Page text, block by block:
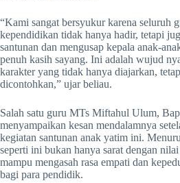
“Kami sangat bersyukur karena seluruh
kependidikan tidak hanya hadir, tetapi
santunan dan mengusap kepala anak-
penuh kasih sayang. Ini adalah wujud
karakter yang tidak hanya diajarkan,
dicontohkan,” ujar beliau.
Salah satu guru MTs Miftahul Ulum,
menyampaikan kesan mendalamnya
kegiatan santunan anak yatim ini.
seperti ini bukan hanya sarat dengan
mampu mengasah rasa empati dan
bagi para pendidik.